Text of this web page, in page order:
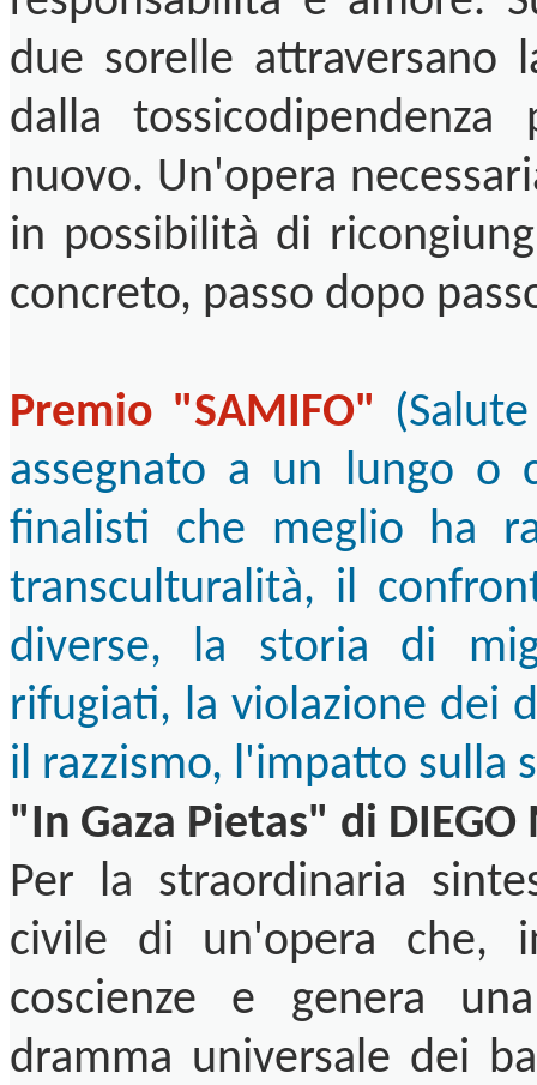
due sorelle attraversano
dalla
nuovo. Un'opera
in possibilità di
concreto, passo dopo
Premio "SAMIFO"
assegnato a un lungo o
finalisti che meglio ha
transculturalità, il
diverse, la storia di
rifugiati, la violazione dei
il razzismo, l'impatto sulla
"In Gaza Pietas" di DIEGO
Per la straordinaria
civile di un'opera che,
coscienze e genera
dramma universale dei